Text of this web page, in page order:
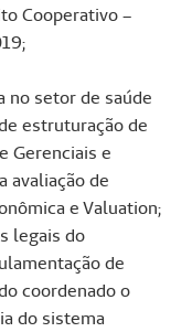
Cooperativo –
no setor de saúde
estruturação de
Gerenciais e
avaliação de
e Valuation;
legais do
de
coordenado o
do sistema